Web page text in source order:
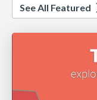
See All Featured